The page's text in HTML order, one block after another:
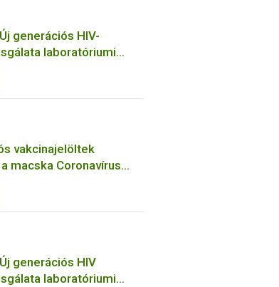
generációs HIV-
laboratóriumi
vakcinajelöltek
macska Coronavírus
generációs HIV
laboratóriumi